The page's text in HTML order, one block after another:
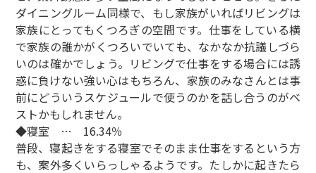
ダイニングルーム同様で、もし家族がいればリビングは
家族にとってもくつろぎの空間です。仕事をしている横
で家族の誰かがくつろいでいても、なかなか抗議しづら
いのは確かでしょう。リビングで仕事をする場合には誘
惑に負けない強い心はもちろん、家族のみなさんとは事
前にどういうスケジュールで使うのかを話し合うのがベ
ストかもしれません。
◆寝室 … 16.34％
普段、寝起きをする寝室でそのまま仕事をするという方
も、案外多くいらっしゃるようです。たしかに起きたら